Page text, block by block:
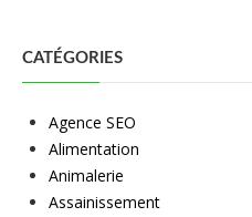
CATÉGORIES
Agence SEO
Alimentation
Animalerie
Assainissement